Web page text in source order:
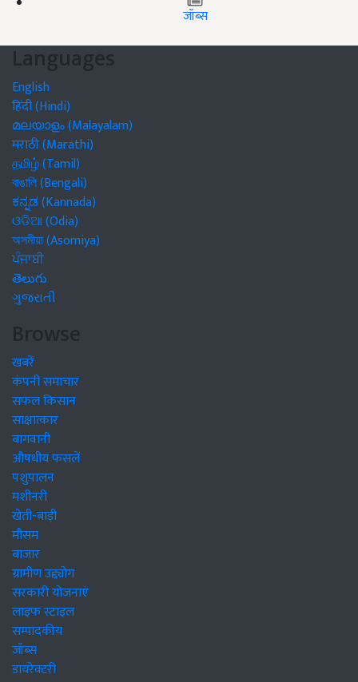
जॉब्स
Languages
English
हिंदी (Hindi)
മലയാളം (Malayalam)
मराठी (Marathi)
தமிழ் (Tamil)
বাঙালি (Bengali)
ಕನ್ನಡ (Kannada)
ଓଡିଆ (Odia)
অসমীয়া (Asomiya)
ਪੰਜਾਬੀ
తెలుగు
ગુજરાતી
Browse
खबरें
कंपनी समाचार
सफल किसान
साक्षात्कार
बागवानी
औषधीय फसलें
पशुपालन
मशीनरी
खेती-बाड़ी
मौसम
बाजार
ग्रामीण उद्द्योग
सरकारी योजनाएं
लाइफ स्टाइल
सम्पादकीय
जॉब्स
डायरेक्टरी